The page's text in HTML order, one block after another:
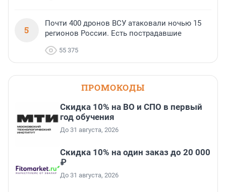
5
Почти 400 дронов ВСУ атаковали ночью 15
регионов России. Есть пострадавшие
55 375
ПРОМОКОДЫ
Скидка 10% на ВО и СПО в первый
год обучения
До 31 августа, 2026
Скидка 10% на один заказ до 20 000
₽
До 31 августа, 2026